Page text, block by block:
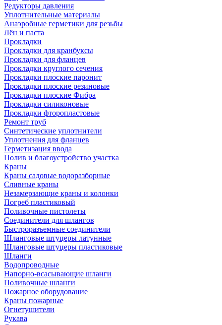
Редукторы давления
Уплотнительные материалы
Анаэробные герметики для резьбы
Лён и паста
Прокладки
Прокладки для кранбуксы
Прокладки для фланцев
Прокладки круглого сечения
Прокладки плоские паронит
Прокладки плоские резиновые
Прокладки плоские Фибра
Прокладки силиконовые
Прокладки фторопластовые
Ремонт труб
Синтетические уплотнители
Уплотнения для фланцев
Герметизация ввода
Полив и благоустройство участка
Краны
Краны садовые водоразборные
Сливные краны
Незамерзающие краны и колонки
Погреб пластиковый
Поливочные пистолеты
Соединители для шлангов
Быстроразъемные соединители
Шланговые штуцеры латунные
Шланговые штуцеры пластиковые
Шланги
Водопроводные
Напорно-всасывающие шланги
Поливочные шланги
Пожарное оборудование
Краны пожарные
Огнетушители
Рукава